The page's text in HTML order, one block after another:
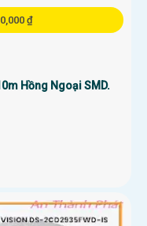
₫
Hồng Ngoại SMD.